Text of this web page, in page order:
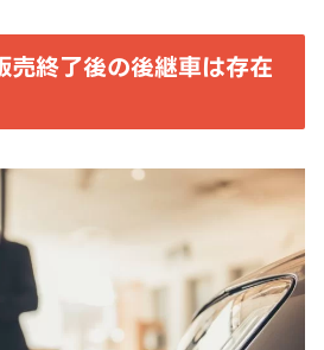
売終了後の後継車は存在